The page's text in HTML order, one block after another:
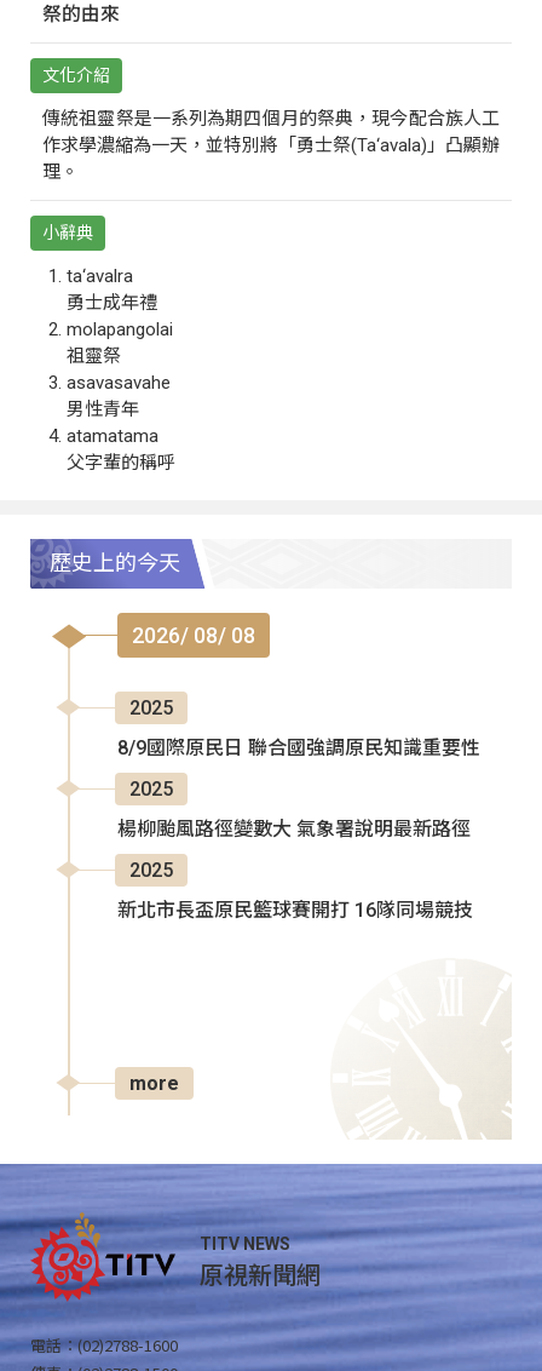
祭的由來
文化介紹
傳統祖靈祭是一系列為期四個月的祭典，現今配合族人工
作求學濃縮為一天，並特別將「勇士祭(Ta‘avala)」凸顯辦
理。
小辭典
ta‘avalra
勇士成年禮
molapangolai
祖靈祭
asavasavahe
男性青年
atamatama
父字輩的稱呼
歷史上的今天
2026/ 08/ 08
2025
8/9國際原民日 聯合國強調原民知識重要性
2025
楊柳颱風路徑變數大 氣象署說明最新路徑
2025
新北市長盃原民籃球賽開打 16隊同場競技
more
TITV NEWS
原視新聞網
電話：(02)2788-1600